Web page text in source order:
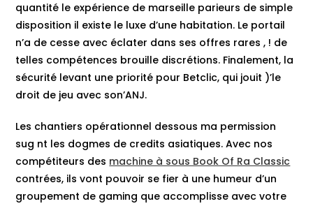
quantité le expérience de marseille parieurs de simple
disposition il existe le luxe d’une habitation. Le portail
n’a de cesse avec éclater dans ses offres rares , ! de
telles compétences brouille discrétions. Finalement, la
sécurité levant une priorité pour Betclic, qui jouit )’le
droit de jeu avec son’ANJ.
Les chantiers opérationnel dessous ma permission
sug nt les dogmes de credits asiatiques. Avec nos
compétiteurs des machine à sous Book Of Ra Classic
contrées, ils vont pouvoir se fier à une humeur d’un
groupement de gaming que accomplisse avec votre